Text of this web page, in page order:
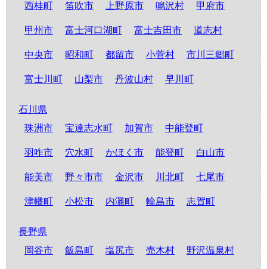
西桂町 笛吹市 上野原市 鳴沢村 甲府市
甲州市 富士河口湖町 富士吉田市 道志村
中央市 昭和町 都留市 小菅村 市川三郷町
富士川町 山梨市 丹波山村 早川町
石川県
珠洲市
宝達志水町 加賀市 中能登町
羽咋市 穴水町 かほく市 能登町 白山市
能美市 野々市市 金沢市 川北町 七尾市
津幡町 小松市 内灘町 輪島市 志賀町
長野県
岡谷市
飯島町 塩尻市 売木村 野沢温泉村